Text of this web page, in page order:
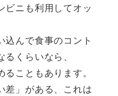
ビニも利用してオッ
込んで食事のコント
くらいなら、
こともあります。
差」がある、これは